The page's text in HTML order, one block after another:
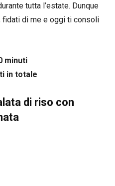
tutta l’estate. Dunque
fidati di me e oggi ti consoli
minuti
in totale
di riso con